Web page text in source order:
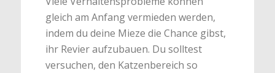
gleich am Anfang vermieden werden,
indem du deine Mieze die Chance gibst,
ihr Revier aufzubauen. Du solltest
versuchen, den Katzenbereich so